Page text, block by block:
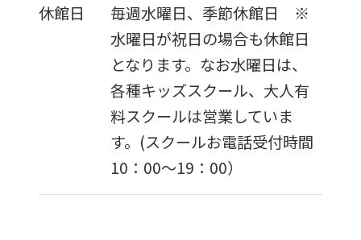
休館日
毎週水曜日、季節休館日 ※
水曜日が祝日の場合も休館日
となります。なお水曜日は、
各種キッズスクール、大人有
料スクールは営業していま
す。(スクールお電話受付時間
10：00〜19：00）